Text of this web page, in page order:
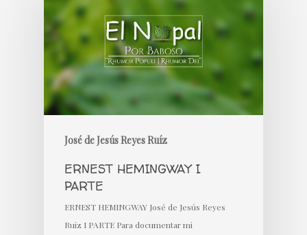
José de Jesús Reyes Ruíz
ERNEST HEMINGWAY I
PARTE
ERNEST HEMINGWAY José de Jesús Reyes
Ruiz I PARTE Para documentar mi